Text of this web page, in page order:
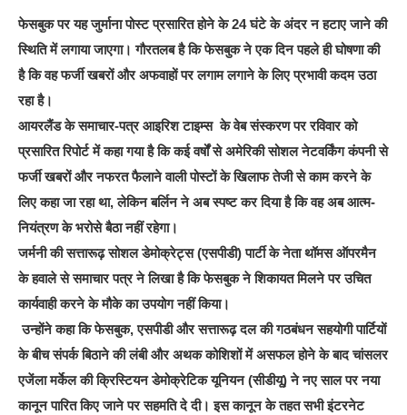
फेसबुक पर यह जुर्माना पोस्ट प्रसारित होने के 24 घंटे के अंदर न हटाए जाने की
स्थिति में लगाया जाएगा। गौरतलब है कि फेसबुक ने एक दिन पहले ही घोषणा की
है कि वह फर्जी खबरों और अफवाहों पर लगाम लगाने के लिए प्रभावी कदम उठा
रहा है।
आयरलैंड के समाचार-पत्र आइरिश टाइम्स के वेब संस्करण पर रविवार को
प्रसारित रिपोर्ट में कहा गया है कि कई वर्षों से अमेरिकी सोशल नेटवर्किंग कंपनी से
फर्जी खबरों और नफरत फैलाने वाली पोस्टों के खिलाफ तेजी से काम करने के
लिए कहा जा रहा था, लेकिन बर्लिन ने अब स्पष्ट कर दिया है कि वह अब आत्म-
नियंत्रण के भरोसे बैठा नहीं रहेगा।
जर्मनी की सत्तारूढ़ सोशल डेमोक्रेट्स (एसपीडी) पार्टी के नेता थॉमस ऑपरमैन
के हवाले से समाचार पत्र ने लिखा है कि फेसबुक ने शिकायत मिलने पर उचित
कार्यवाही करने के मौके का उपयोग नहीं किया।
उन्होंने कहा कि फेसबुक, एसपीडी और सत्तारूढ़ दल की गठबंधन सहयोगी पार्टियों
के बीच संपर्क बिठाने की लंबी और अथक कोशिशों में असफल होने के बाद चांसलर
एजेंला मर्केल की क्रिस्टियन डेमोक्रेटिक यूनियन (सीडीयू) ने नए साल पर नया
कानून पारित किए जाने पर सहमति दे दी। इस कानून के तहत सभी इंटरनेट